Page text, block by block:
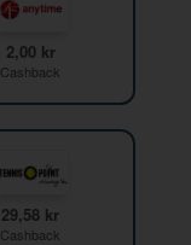
2,00 kr
Cashback
29,58 kr
Cashback